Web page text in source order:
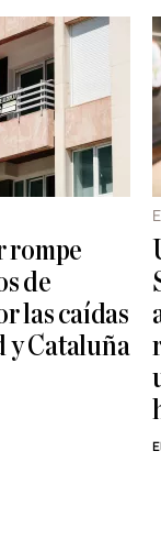
rompe
de
las caídas
y Cataluña